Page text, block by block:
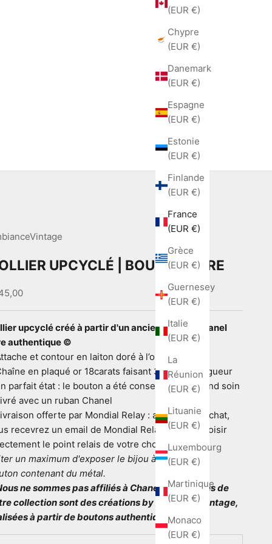
(EUR €)
Chypre
(EUR €)
Danemark
(EUR €)
Espagne
(EUR €)
Estonie
(EUR €)
Finlande
(EUR €)
France
(EUR €)
Grèce
(EUR €)
Guernesey
(EUR €)
Italie
(EUR €)
La
Réunion
(EUR €)
Lituanie
(EUR €)
Luxembourg
(EUR €)
Martinique
(EUR €)
Monaco
(EUR €)
UPCYCLÉ | BOUTON RARE
de vente
upcyclé créé à partir d'un ancien bouton Chanel
authentique ©️
et contour en laiton doré à l’or fin
en plaqué or 18carats faisant 38cm de longueur
parfait état : le bouton a été conservé avec grand soin
avec un ruban Chanel
offerte par Mondial Relay : après votre achat,
recevrez un email de Mondial Relay afin de choisir
le point relais de votre choix
un maximum d'exposer le bijou à l'eau, le
contenant du métal.
ne sommes pas affiliés à Chanel. Les articles de
collection sont des créations by AmbianceVintage,
à partir de boutons authentiques.